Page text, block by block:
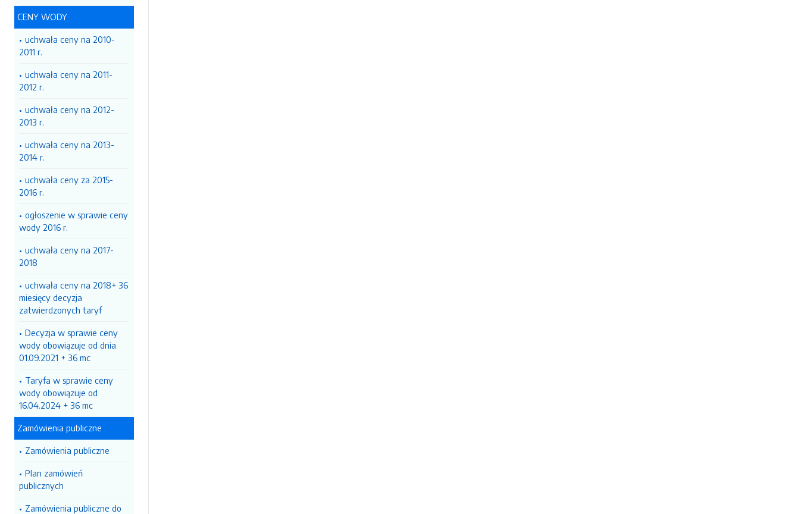
CENY WODY
uchwała ceny na 2010-
2011 r.
uchwała ceny na 2011-
2012 r.
uchwała ceny na 2012-
2013 r.
uchwała ceny na 2013-
2014 r.
uchwała ceny za 2015-
2016 r.
ogłoszenie w sprawie ceny
wody 2016 r.
uchwała ceny na 2017-
2018
uchwała ceny na 2018+ 36
miesięcy decyzja
zatwierdzonych taryf
Decyzja w sprawie ceny
wody obowiązuje od dnia
01.09.2021 + 36 mc
Taryfa w sprawie ceny
wody obowiązuje od
16.04.2024 + 36 mc
Zamówienia publiczne
Zamówienia publiczne
Plan zamówień
publicznych
Zamówienia publiczne do